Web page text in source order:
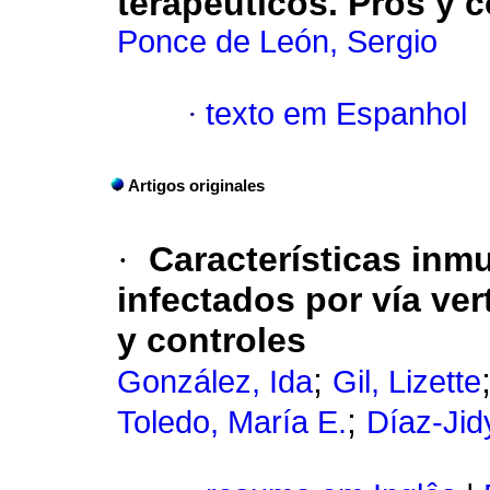
Ponce de León, Sergio
· texto em Espanhol
Artigos originales
·
Características
infectados por vía
y controles
González, Ida; Gil, Lizette
Toledo, María E.; Díaz-